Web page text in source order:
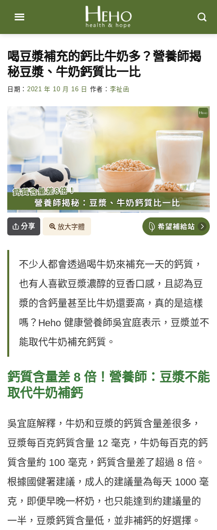
content
喝豆漿補充的鈣比牛奶多？營養師揭
秘豆漿、牛奶鈣質比一比
日期： 2021 年 10 月 16 日 作者： 李祉函
分享 放大字體
不少人都會透過喝牛奶來補充一天的鈣質，
也有人喜歡豆漿濃醇的豆香口感，且認為豆
漿的含鈣量甚至比牛奶還要高，真的是這樣
嗎？Heho 健康營養師吳宜庭表示，豆漿並不
能取代牛奶補充鈣質。
鈣質含量差 8 倍！營養師：豆漿不能
取代牛奶補鈣
吳宜庭解釋，牛奶和豆漿的鈣質含量差很多，
豆漿每百克鈣質含量 12 毫克，牛奶每百克的鈣
質含量約 100 毫克，鈣質含量差了超過 8 倍。
根據國健署建議，成人的建議量為每天 1000 毫
克，即便早晚一杯奶，也只能達到約建議量的
一半，豆漿鈣質含量低，並非補鈣的好選擇。